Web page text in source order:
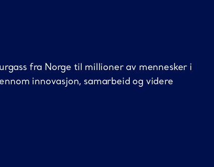
fra Norge til millioner av mennesker i
innovasjon, samarbeid og videre